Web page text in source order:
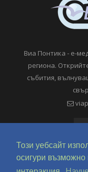
Този уебсайт
осигури възможно
Виа Понтика - е-
региона.
събития,